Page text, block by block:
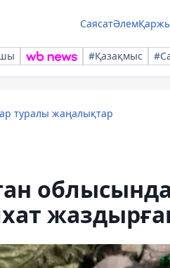
СаясатӘлем
#Қазақмыс
туралы жаңалықтар